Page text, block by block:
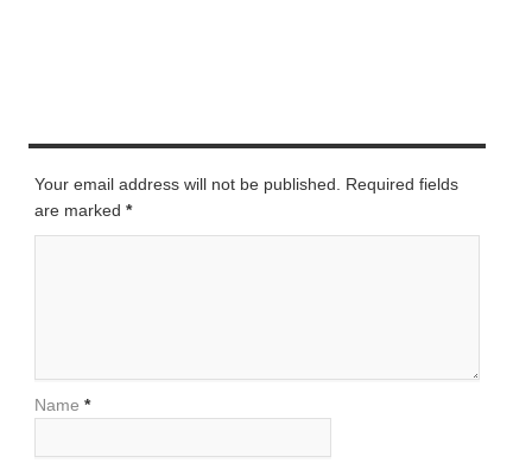
Your email address will not be published. Required fields
are marked *
Name *